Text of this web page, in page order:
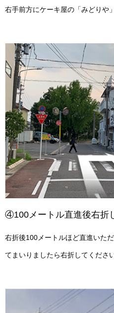
右手前方にケーキ屋の「みどりや
④100メートル直進後右折
右折後100メートルほど直進いた
てまいりましたら右折してください